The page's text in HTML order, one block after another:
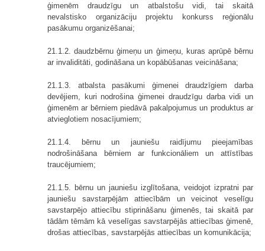
ģimenēm draudzīgu un atbalstošu vidi, tai skaitā
nevalstisko organizāciju projektu konkurss reģionālu
pasākumu organizēšanai;
21.1.2. daudzbērnu ģimeņu un ģimeņu, kuras aprūpē bērnu
ar invaliditāti, godināšana un kopābūšanas veicināšana;
21.1.3. atbalsta pasākumi ģimenei draudzīgiem darba
devējiem, kuri nodrošina ģimenei draudzīgu darba vidi un
ģimenēm ar bērniem piedāvā pakalpojumus un produktus ar
atvieglotiem nosacījumiem;
21.1.4. bērnu un jauniešu raidījumu pieejamības
nodrošināšana bērniem ar funkcionāliem un attīstības
traucējumiem;
21.1.5. bērnu un jauniešu izglītošana, veidojot izpratni par
jauniešu savstarpējām attiecībām un veicinot veselīgu
savstarpējo attiecību stiprināšanu ģimenēs, tai skaitā par
tādām tēmām kā veselīgas savstarpējās attiecības ģimenē,
drošas attiecības, savstarpējās attiecības un komunikācija;